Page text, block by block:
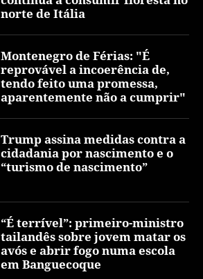
norte de Itália
Montenegro de Férias: "É
reprovável a incoerência de,
tendo feito uma promessa,
aparentemente não a cumprir"
Trump assina medidas contra a
cidadania por nascimento e o
“turismo de nascimento”
“É terrível”: primeiro-ministro
tailandês sobre jovem matar os
avós e abrir fogo numa escola
em Banguecoque